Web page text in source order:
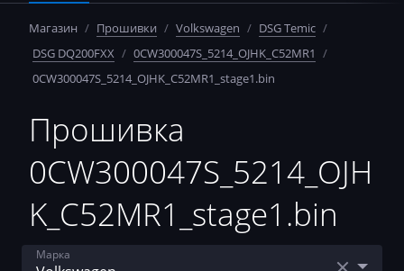
Магазин / Прошивки / Volkswagen / DSG Temic /
DSG DQ200FXX / 0CW300047S_5214_OJHK_C52MR1 /
0CW300047S_5214_OJHK_C52MR1_stage1.bin
Прошивка
0CW300047S_5214_OJH
K_C52MR1_stage1.bin
Марка